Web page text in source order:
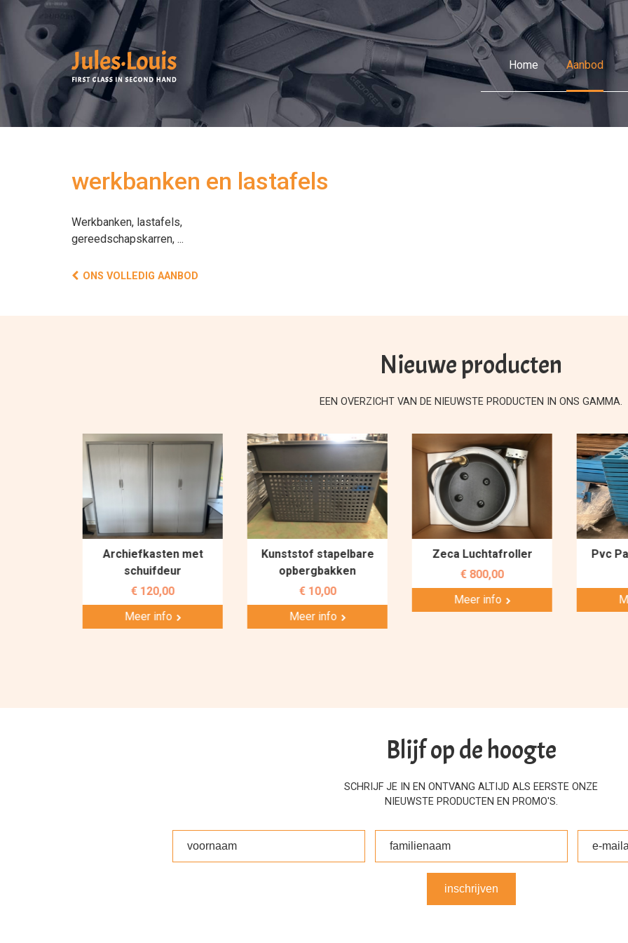
Home Aanbod
werkbanken en lastafels
Werkbanken, lastafels,
gereedschapskarren, ...
ONS VOLLEDIG AANBOD
Nieuwe producten
EEN OVERZICHT VAN DE NIEUWSTE PRODUCTEN IN ONS GAMMA.
Archiefkasten met
schuifdeur
€ 120,00
Meer info
Kunststof stapelbare
opbergbakken
€ 10,00
Meer info
Zeca Luchtafroller
€ 800,00
Meer info
Pvc
Blijf op de hoogte
SCHRIJF JE IN EN ONTVANG ALTIJD ALS EERSTE ONZE
NIEUWSTE PRODUCTEN EN PROMO'S.
inschrijven